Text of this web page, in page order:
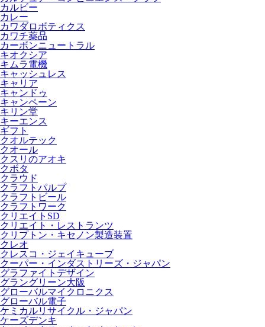
カルビー
カレー
カワダロボティクス
カワチ薬品
カーボンニュートラル
キオクシア
キムラ電機
キャッシュレス
キャリア
キャンドゥ
キャンペーン
キリン堂
キーエンス
ギフト
クオルテック
クオール
クスリのアオキ
クボタ
クラウド
クラフトパルプ
クラフトビール
クラフトワーク
クリエイトSD
クリエイト・レストランツ
クリプトン・キセノン製造装置
クレオ
クレスコ・ジェイキューブ
クーパー・インダストリーズ・ジャパン
グラファイトデザイン
グラングリーン大阪
グローバルマイクロニクス
グローバル電子
ケミカルリサイクル・ジャパン
ケーズデンキ